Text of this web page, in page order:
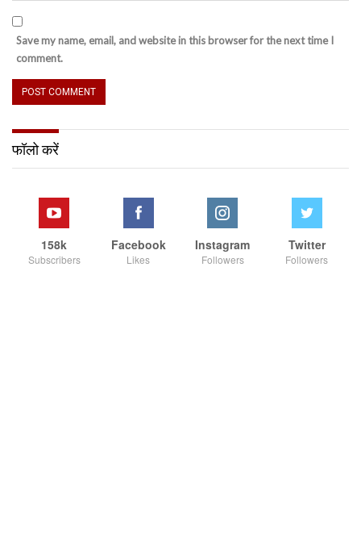
Save my name, email, and website in this browser for the next time I
comment.
फॉलो करें
158k
Subscribers
Facebook
Likes
Instagram
Followers
Twitter
Followers